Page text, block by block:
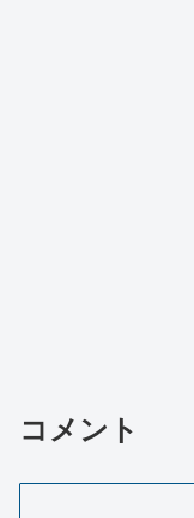
コメント